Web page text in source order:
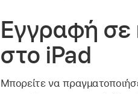
Εγγραφή σε
στο iPad
Μπορείτε να